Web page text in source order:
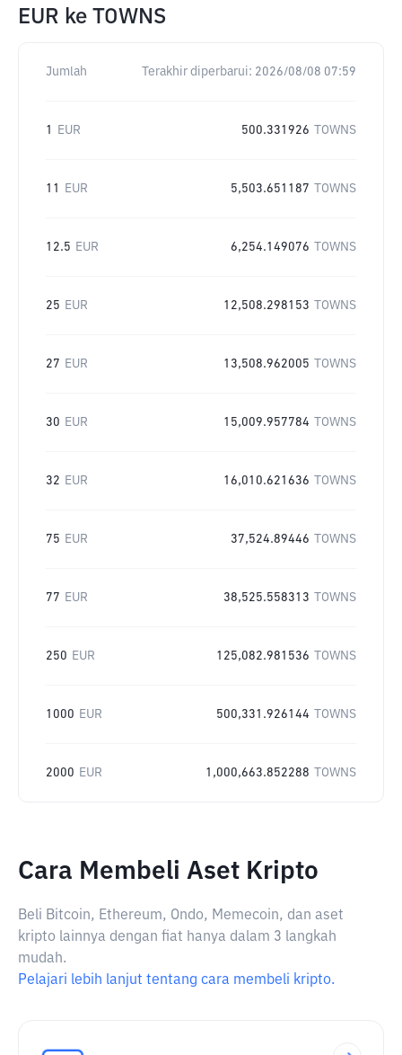
EUR ke TOWNS
Jumlah Terakhir diperbarui: 2026/08/08 07:59
1 EUR 500.331926 TOWNS
11 EUR 5,503.651187 TOWNS
12.5 EUR 6,254.149076 TOWNS
25 EUR 12,508.298153 TOWNS
27 EUR 13,508.962005 TOWNS
30 EUR 15,009.957784 TOWNS
32 EUR 16,010.621636 TOWNS
75 EUR 37,524.89446 TOWNS
77 EUR 38,525.558313 TOWNS
250 EUR 125,082.981536 TOWNS
1000 EUR 500,331.926144 TOWNS
2000 EUR 1,000,663.852288 TOWNS
Cara Membeli Aset Kripto
Beli Bitcoin, Ethereum, Ondo, Memecoin, dan aset
kripto lainnya dengan fiat hanya dalam 3 langkah
mudah.
Pelajari lebih lanjut tentang cara membeli kripto.